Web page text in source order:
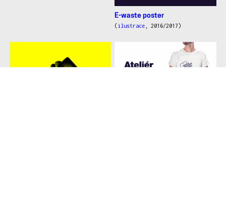
E-waste poster
( ilustrace, 2016/2017)